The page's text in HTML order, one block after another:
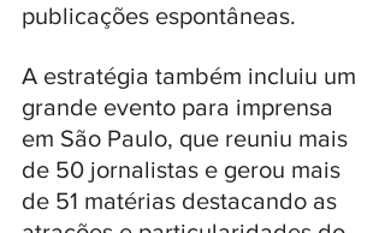
publicações espontâneas.
A estratégia também incluiu um
grande evento para imprensa
em São Paulo, que reuniu mais
de 50 jornalistas e gerou mais
de 51 matérias destacando as